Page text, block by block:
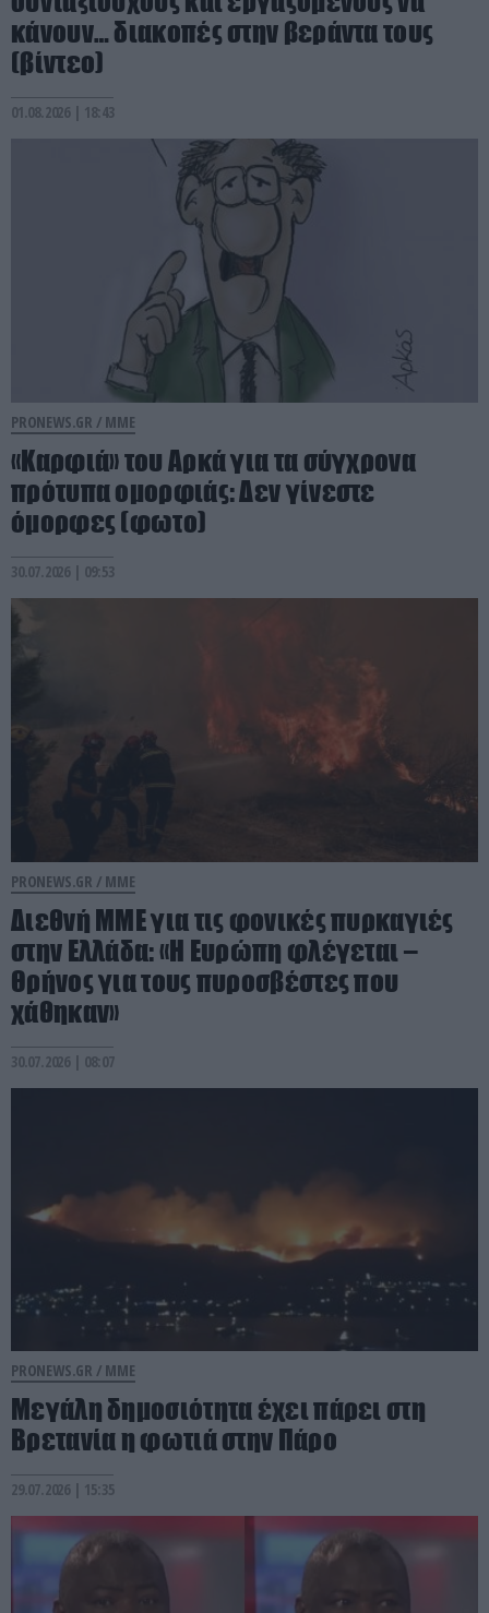
κάνουν… διακοπές στην βεράντα τους
(βίντεο)
01.08.2026 | 18:43
PRONEWS.GR / ΜΜΕ
«Καρφιά» του Αρκά για τα σύγχρονα
πρότυπα ομορφιάς: Δεν γίνεστε
όμορφες (φωτο)
30.07.2026 | 09:53
PRONEWS.GR / ΜΜΕ
Διεθνή ΜΜΕ για τις φονικές πυρκαγιές
στην Ελλάδα: «Η Ευρώπη φλέγεται –
Θρήνος για τους πυροσβέστες που
χάθηκαν»
30.07.2026 | 08:07
PRONEWS.GR / ΜΜΕ
Μεγάλη δημοσιότητα έχει πάρει στη
Βρετανία η φωτιά στην Πάρο
29.07.2026 | 15:35